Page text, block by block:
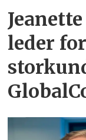
leder